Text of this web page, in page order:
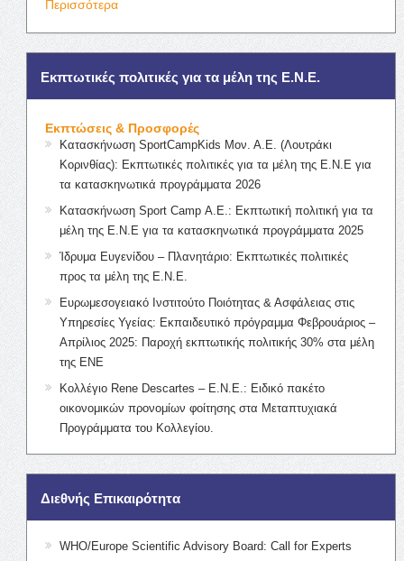
Περισσότερα
Εκπτωτικές πολιτικές για τα μέλη της Ε.Ν.Ε.
Εκπτώσεις & Προσφορές
Κατασκήνωση SportCampKids Μον. Α.Ε. (Λουτράκι
Κορινθίας): Εκπτωτικές πολιτικές για τα μέλη της Ε.Ν.Ε για
τα κατασκηνωτικά προγράμματα 2026
Κατασκήνωση Sport Camp Α.Ε.: Εκπτωτική πολιτική για τα
μέλη της Ε.Ν.Ε για τα κατασκηνωτικά προγράμματα 2025
Ίδρυμα Ευγενίδου – Πλανητάριο: Εκπτωτικές πολιτικές
προς τα μέλη της Ε.Ν.Ε.
Ευρωμεσογειακό Ινστιτούτο Ποιότητας & Ασφάλειας στις
Υπηρεσίες Υγείας: Εκπαιδευτικό πρόγραμμα Φεβρουάριος –
Απρίλιος 2025: Παροχή εκπτωτικής πολιτικής 30% στα μέλη
της ΕΝΕ
Κολλέγιο Rene Descartes – Ε.Ν.Ε.: Ειδικό πακέτο
οικονομικών προνομίων φοίτησης στα Μεταπτυχιακά
Προγράμματα του Κολλεγίου.
Διεθνής Επικαιρότητα
WHO/Europe Scientific Advisory Board: Call for Experts